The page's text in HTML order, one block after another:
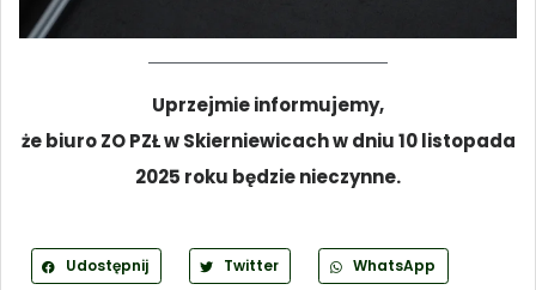
Uprzejmie informujemy,
że biuro ZO PZŁ w Skierniewicach w dniu 10 listopada
2025 roku będzie nieczynne.
Udostępnij Twitter WhatsApp